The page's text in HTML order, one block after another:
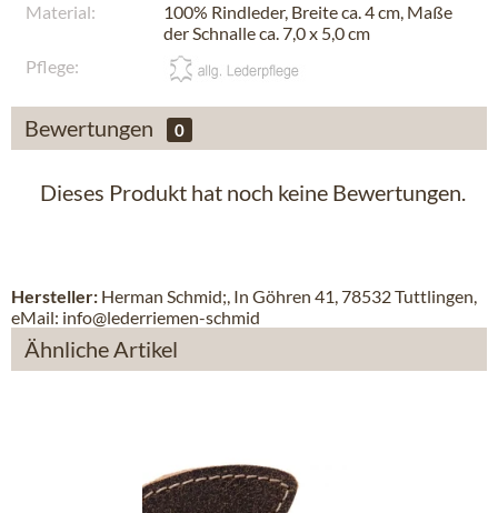
Material:
100% Rindleder, Breite ca. 4 cm, Maße
der Schnalle ca. 7,0 x 5,0 cm
Pflege:
Bewertungen 0
Dieses Produkt hat noch keine Bewertungen.
Hersteller: Herman Schmid;, In Göhren 41, 78532 Tuttlingen,
eMail: info@lederriemen-schmid
Ähnliche Artikel